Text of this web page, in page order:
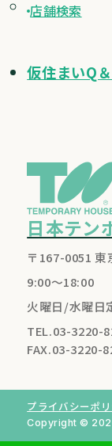
日本テン
〒167-0051 東
9:00～18:00
火曜日/水曜日
TEL.03-3220-
FAX.03-3220-
店舗検索
仮住まいQ
プライバシーポ
Copyright ©